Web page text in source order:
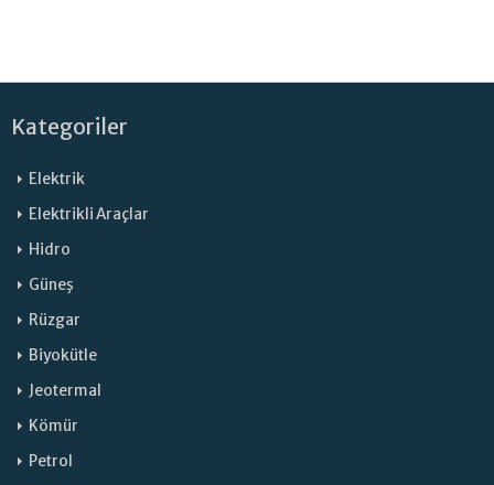
Kategoriler
Elektrik
Elektrikli Araçlar
Hidro
Güneş
Rüzgar
Biyokütle
Jeotermal
Kömür
Petrol